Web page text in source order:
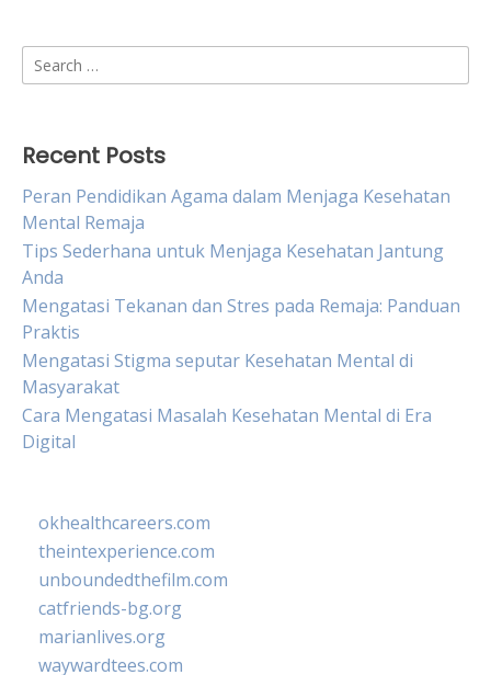
Search
for:
Recent Posts
Peran Pendidikan Agama dalam Menjaga Kesehatan
Mental Remaja
Tips Sederhana untuk Menjaga Kesehatan Jantung
Anda
Mengatasi Tekanan dan Stres pada Remaja: Panduan
Praktis
Mengatasi Stigma seputar Kesehatan Mental di
Masyarakat
Cara Mengatasi Masalah Kesehatan Mental di Era
Digital
okhealthcareers.com
theintexperience.com
unboundedthefilm.com
catfriends-bg.org
marianlives.org
waywardtees.com